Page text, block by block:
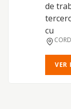
de
cu
VER